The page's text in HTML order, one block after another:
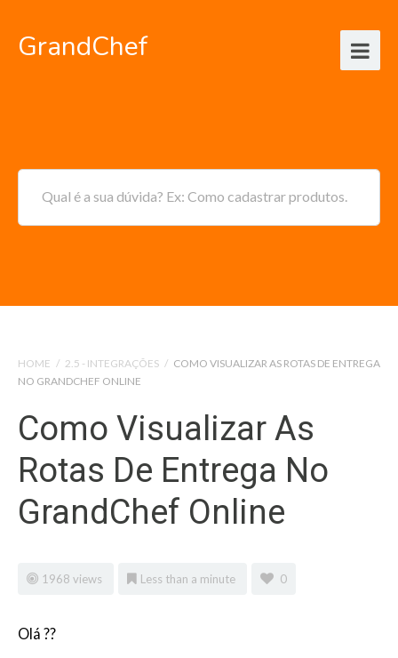
GrandChef
Qual é a sua dúvida? Ex: Como cadastrar produtos.
HOME / 2.5 - INTEGRAÇÕES / COMO VISUALIZAR AS ROTAS DE ENTREGA
NO GRANDCHEF ONLINE
Como Visualizar As
Rotas De Entrega No
GrandChef Online
1968 views Less than a minute 0
Olá ??